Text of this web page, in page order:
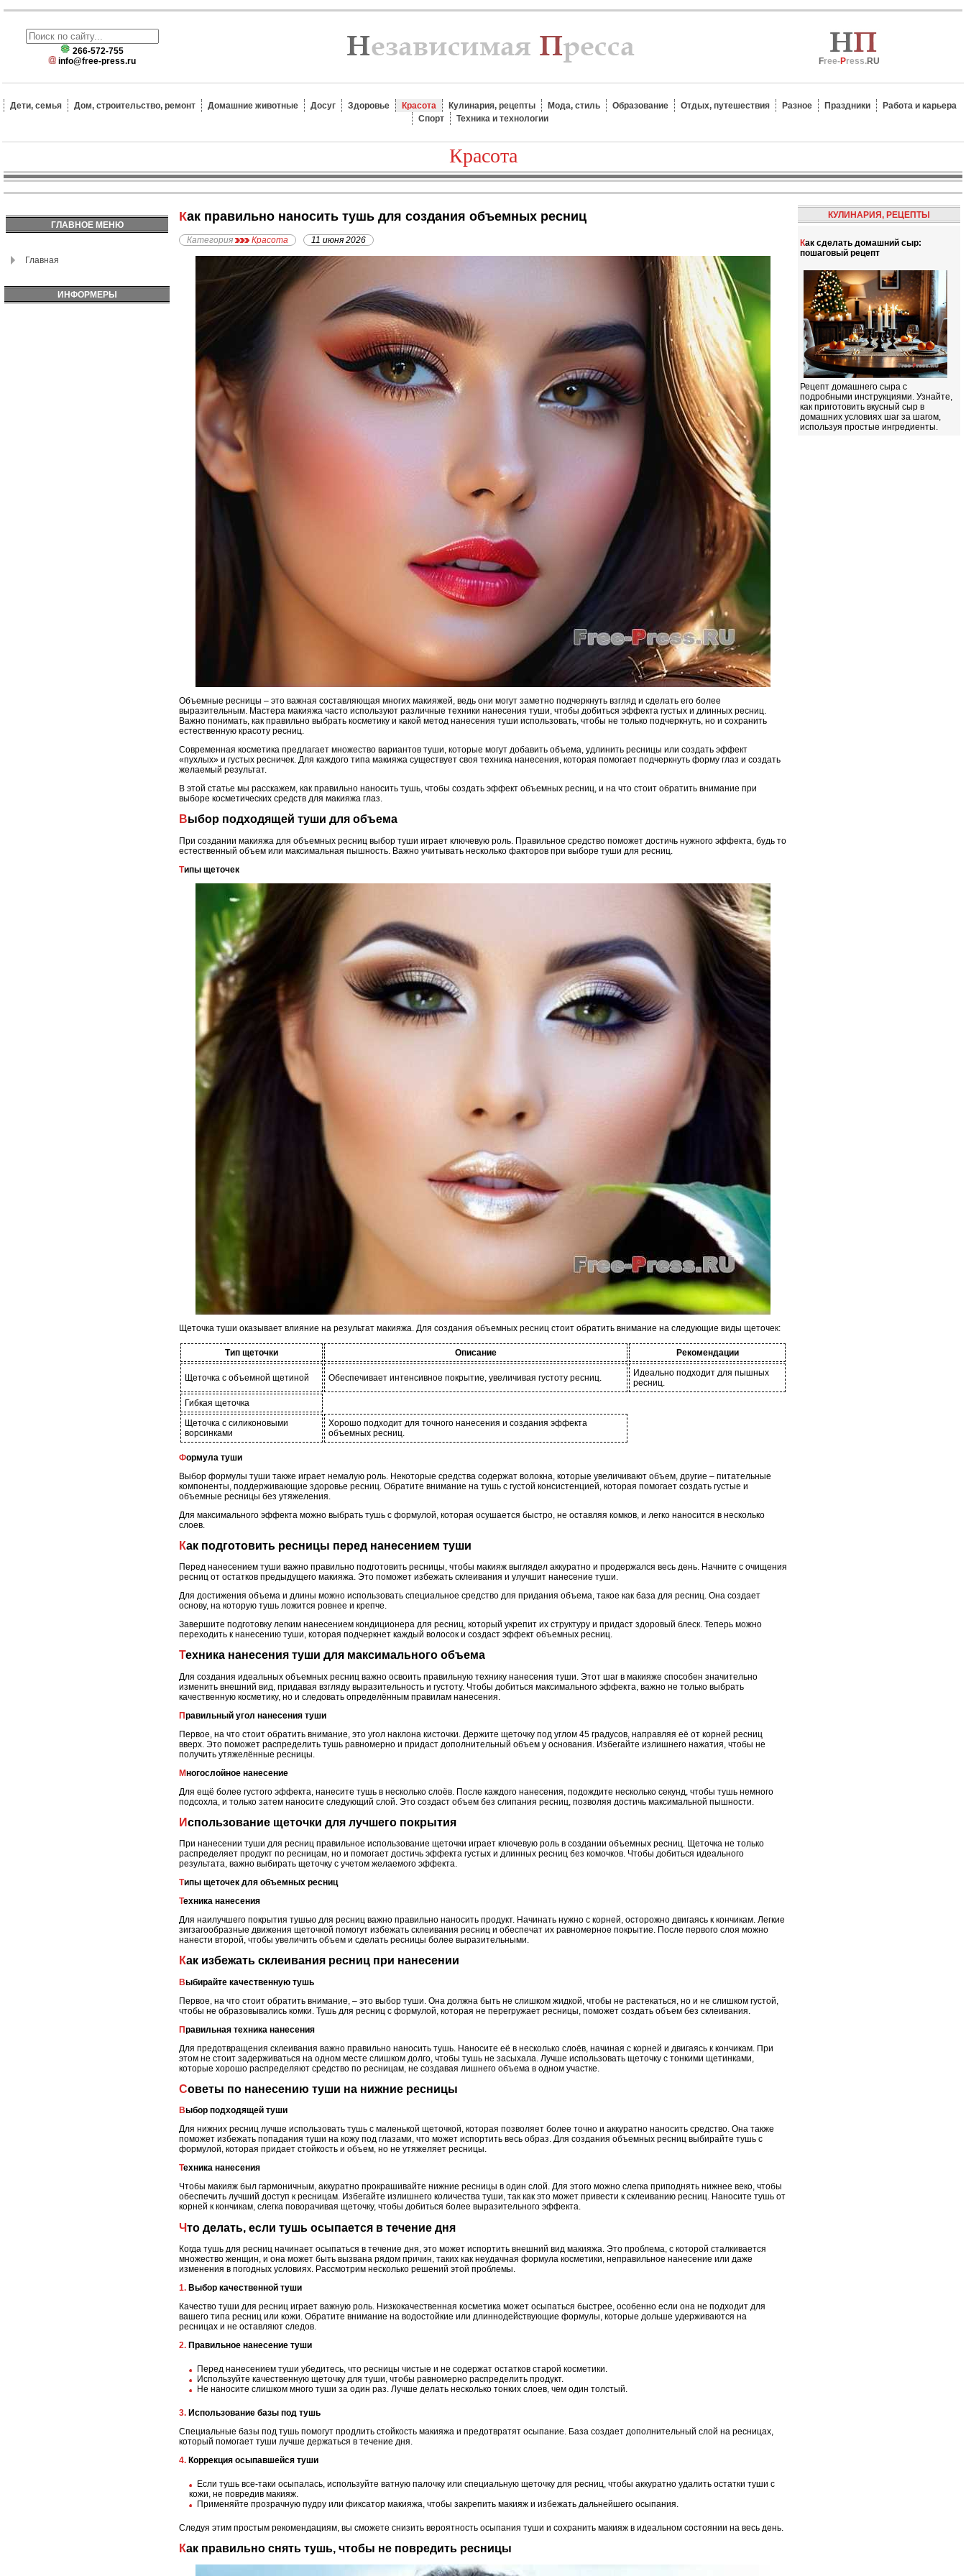
266-572-755
info@free-press.ru
Free-Press.RU
Дети, семья Дом, строительство, ремонт Домашние животные Досуг Здоровье Красота Кулинария, рецепты Мода, стиль Образование Отдых, путешествия Разное Праздники
Работа и карьера
Спорт
Техника и технологии
Красота
ГЛАВНОЕ МЕНЮ
Главная
ИНФОРМЕРЫ
Как правильно наносить тушь для создания объемных ресниц
Категория Красота 11 июня 2026
Объемные ресницы – это важная составляющая многих макияжей, ведь они могут заметно подчеркнуть взгляд и сделать его более
выразительным. Мастера макияжа часто используют различные техники нанесения туши, чтобы добиться эффекта густых и длинных ресниц.
Важно понимать, как правильно выбрать косметику и какой метод нанесения туши использовать, чтобы не только подчеркнуть, но и сохранить
естественную красоту ресниц.
Современная косметика предлагает множество вариантов туши, которые могут добавить объема, удлинить ресницы или создать эффект
«пухлых» и густых ресничек. Для каждого типа макияжа существует своя техника нанесения, которая помогает подчеркнуть форму глаз и создать
желаемый результат.
В этой статье мы расскажем, как правильно наносить тушь, чтобы создать эффект объемных ресниц, и на что стоит обратить внимание при
выборе косметических средств для макияжа глаз.
Выбор подходящей туши для объема
При создании макияжа для объемных ресниц выбор туши играет ключевую роль. Правильное средство поможет достичь нужного эффекта, будь то
естественный объем или максимальная пышность. Важно учитывать несколько факторов при выборе туши для ресниц.
Типы щеточек
Щеточка туши оказывает влияние на результат макияжа. Для создания объемных ресниц стоит обратить внимание на следующие виды щеточек:
Тип щеточки Описание Рекомендации
Щеточка с объемной щетиной Обеспечивает интенсивное покрытие, увеличивая густоту ресниц.
Идеально подходит для пышных
ресниц.
Гибкая щеточка
Щеточка с силиконовыми
ворсинками
Хорошо подходит для точного нанесения и создания эффекта
объемных ресниц.
Формула туши
Выбор формулы туши также играет немалую роль. Некоторые средства содержат волокна, которые увеличивают объем, другие – питательные
компоненты, поддерживающие здоровье ресниц. Обратите внимание на тушь с густой консистенцией, которая помогает создать густые и
объемные ресницы без утяжеления.
Для максимального эффекта можно выбрать тушь с формулой, которая осушается быстро, не оставляя комков, и легко наносится в несколько
слоев.
Как подготовить ресницы перед нанесением туши
Перед нанесением туши важно правильно подготовить ресницы, чтобы макияж выглядел аккуратно и продержался весь день. Начните с очищения
ресниц от остатков предыдущего макияжа. Это поможет избежать склеивания и улучшит нанесение туши.
Для достижения объема и длины можно использовать специальное средство для придания объема, такое как база для ресниц. Она создает
основу, на которую тушь ложится ровнее и крепче.
Завершите подготовку легким нанесением кондиционера для ресниц, который укрепит их структуру и придаст здоровый блеск. Теперь можно
переходить к нанесению туши, которая подчеркнет каждый волосок и создаст эффект объемных ресниц.
Техника нанесения туши для максимального объема
Для создания идеальных объемных ресниц важно освоить правильную технику нанесения туши. Этот шаг в макияже способен значительно
изменить внешний вид, придавая взгляду выразительность и густоту. Чтобы добиться максимального эффекта, важно не только выбрать
качественную косметику, но и следовать определённым правилам нанесения.
Правильный угол нанесения туши
Первое, на что стоит обратить внимание, это угол наклона кисточки. Держите щеточку под углом 45 градусов, направляя её от корней ресниц
вверх. Это поможет распределить тушь равномерно и придаст дополнительный объем у основания. Избегайте излишнего нажатия, чтобы не
получить утяжелённые ресницы.
Многослойное нанесение
Для ещё более густого эффекта, нанесите тушь в несколько слоёв. После каждого нанесения, подождите несколько секунд, чтобы тушь немного
подсохла, и только затем наносите следующий слой. Это создаст объем без слипания ресниц, позволяя достичь максимальной пышности.
Использование щеточки для лучшего покрытия
При нанесении туши для ресниц правильное использование щеточки играет ключевую роль в создании объемных ресниц. Щеточка не только
распределяет продукт по ресницам, но и помогает достичь эффекта густых и длинных ресниц без комочков. Чтобы добиться идеального
результата, важно выбирать щеточку с учетом желаемого эффекта.
Типы щеточек для объемных ресниц
Техника нанесения
Для наилучшего покрытия тушью для ресниц важно правильно наносить продукт. Начинать нужно с корней, осторожно двигаясь к кончикам. Легкие
зигзагообразные движения щеточкой помогут избежать склеивания ресниц и обеспечат их равномерное покрытие. После первого слоя можно
нанести второй, чтобы увеличить объем и сделать ресницы более выразительными.
Как избежать склеивания ресниц при нанесении
Выбирайте качественную тушь
Первое, на что стоит обратить внимание, – это выбор туши. Она должна быть не слишком жидкой, чтобы не растекаться, но и не слишком густой,
чтобы не образовывались комки. Тушь для ресниц с формулой, которая не перегружает ресницы, поможет создать объем без склеивания.
Правильная техника нанесения
Для предотвращения склеивания важно правильно наносить тушь. Наносите её в несколько слоёв, начиная с корней и двигаясь к кончикам. При
этом не стоит задерживаться на одном месте слишком долго, чтобы тушь не засыхала. Лучше использовать щеточку с тонкими щетинками,
которые хорошо распределяют средство по ресницам, не создавая лишнего объема в одном участке.
Советы по нанесению туши на нижние ресницы
Выбор подходящей туши
Для нижних ресниц лучше использовать тушь с маленькой щеточкой, которая позволяет более точно и аккуратно наносить средство. Она также
поможет избежать попадания туши на кожу под глазами, что может испортить весь образ. Для создания объемных ресниц выбирайте тушь с
формулой, которая придает стойкость и объем, но не утяжеляет ресницы.
Техника нанесения
Чтобы макияж был гармоничным, аккуратно прокрашивайте нижние ресницы в один слой. Для этого можно слегка приподнять нижнее веко, чтобы
обеспечить лучший доступ к ресницам. Избегайте излишнего количества туши, так как это может привести к склеиванию ресниц. Наносите тушь от
корней к кончикам, слегка поворачивая щеточку, чтобы добиться более выразительного эффекта.
Что делать, если тушь осыпается в течение дня
Когда тушь для ресниц начинает осыпаться в течение дня, это может испортить внешний вид макияжа. Это проблема, с которой сталкивается
множество женщин, и она может быть вызвана рядом причин, таких как неудачная формула косметики, неправильное нанесение или даже
изменения в погодных условиях. Рассмотрим несколько решений этой проблемы.
1. Выбор качественной туши
Качество туши для ресниц играет важную роль. Низкокачественная косметика может осыпаться быстрее, особенно если она не подходит для
вашего типа ресниц или кожи. Обратите внимание на водостойкие или длиннодействующие формулы, которые дольше удерживаются на
ресницах и не оставляют следов.
2. Правильное нанесение туши
Перед нанесением туши убедитесь, что ресницы чистые и не содержат остатков старой косметики.
Используйте качественную щеточку для туши, чтобы равномерно распределить продукт.
Не наносите слишком много туши за один раз. Лучше делать несколько тонких слоев, чем один толстый.
3. Использование базы под тушь
Специальные базы под тушь помогут продлить стойкость макияжа и предотвратят осыпание. База создает дополнительный слой на ресницах,
который помогает туши лучше держаться в течение дня.
4. Коррекция осыпавшейся туши
Если тушь все-таки осыпалась, используйте ватную палочку или специальную щеточку для ресниц, чтобы аккуратно удалить остатки туши с
кожи, не повредив макияж.
Применяйте прозрачную пудру или фиксатор макияжа, чтобы закрепить макияж и избежать дальнейшего осыпания.
Следуя этим простым рекомендациям, вы сможете снизить вероятность осыпания туши и сохранить макияж в идеальном состоянии на весь день.
Как правильно снять тушь, чтобы не повредить ресницы
КУЛИНАРИЯ, РЕЦЕПТЫ
Как сделать домашний сыр:
пошаговый рецепт
Рецепт домашнего сыра с
подробными инструкциями. Узнайте,
как приготовить вкусный сыр в
домашних условиях шаг за шагом,
используя простые ингредиенты.